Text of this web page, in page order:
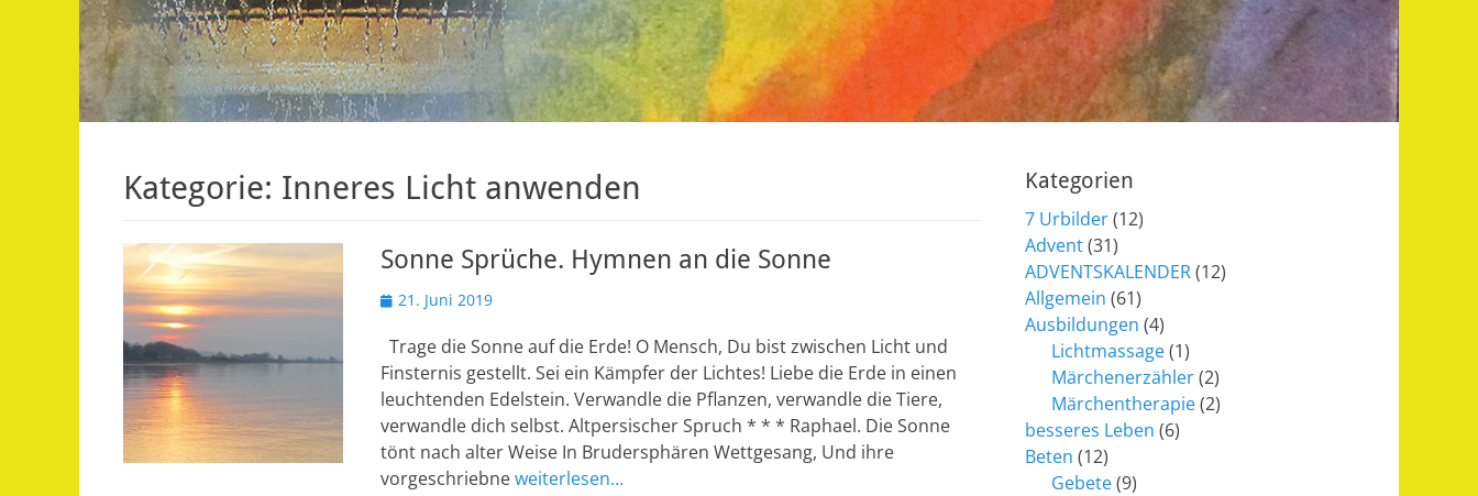
Kategorie: Inneres Licht anwenden
Sonne Sprüche. Hymnen an die Sonne
Veröffentlicht
21. Juni 2019
Trage die Sonne auf die Erde! O Mensch, Du bist zwischen Licht und
Finsternis gestellt. Sei ein Kämpfer der Lichtes! Liebe die Erde in einen
leuchtenden Edelstein. Verwandle die Pflanzen, verwandle die Tiere,
verwandle dich selbst. Altpersischer Spruch * * * Raphael. Die Sonne
tönt nach alter Weise In Brudersphären Wettgesang, Und ihre
vorgeschriebneweiterlesen…
Kategorien
7 Urbilder(12)
Advent(31)
ADVENTSKALENDER(12)
Allgemein (61)
Ausbildungen (4)
Lichtmassage(1)
Märchenerzähler(2)
Märchentherapie(2)
besseres Leben (6)
Beten (12)
Gebete(9)